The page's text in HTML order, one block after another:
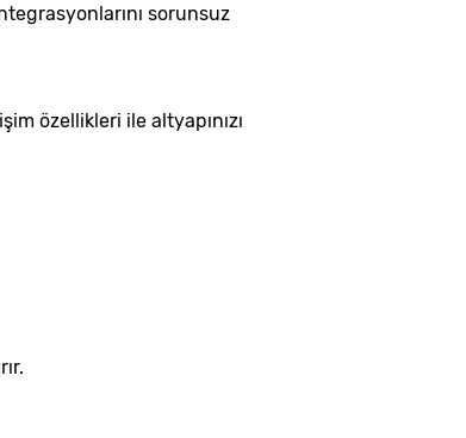
sorunsuz
özellikleri ile altyapınızı